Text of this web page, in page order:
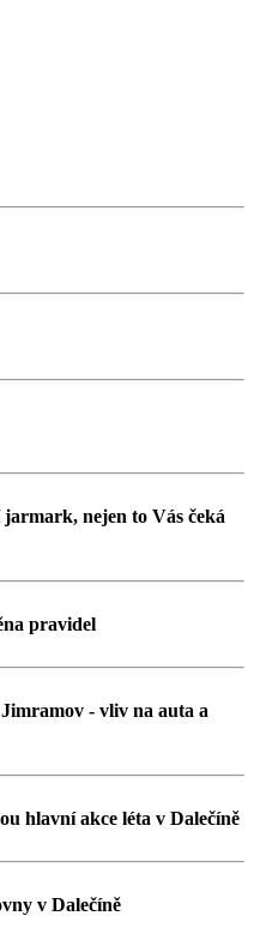
nejen to Vás čeká
pravidel
- vliv na auta a
hlavní akce léta v Dalečíně
v Dalečíně